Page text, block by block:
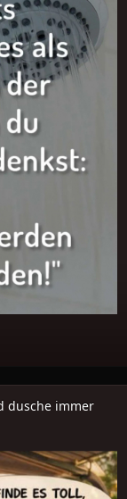
dusche immer